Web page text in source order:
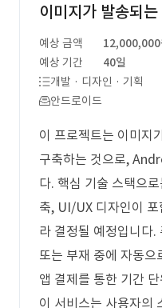
이미지가 발송되
예상 금액
12,000,000
예상 기간
40일
개발 · 디자인 · 기획
안드로이드
이 프로젝트는 이미지
구축하는 것으로,
다. 핵심 기술 스택으
축, UI/UX 디자인이
라 결정될 예정입니다.
또는 부재 중에 자동으
앱 결제를 통한 기간
이 서비스는 사용자의